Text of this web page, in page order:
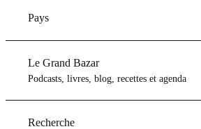
Pays
Le Grand Bazar
Podcasts, livres, blog, recettes et agenda
Recherche